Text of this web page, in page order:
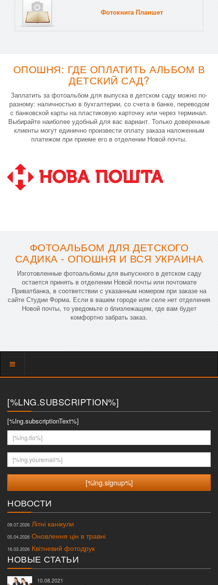
Фотокнига Планшет
ОПОШНЯ: ГДЕ ОПЛАТИТЬ АЛЬБОМ В
ДЕТСКИЙ САД?
Заплатить за фотоальбом для выпуска в детском саду можно по-
разному: наличностью в бухгалтерии, со счета в банке, переводом
с банковской карты на пластиковую карточку или через терминал.
Выбирайте наиболее удобный для вас вариант. Только доверенные
клиенты могут единично произвести оплату заказа наложенным
платежом при приеме его в отделении Новой почты.
ФОТОАЛЬБОМ ДЛЯ ДЕТСКОГО
САДИКА - ОПОШНЯ И ВСЯ УКРАИНА
Изготовленные фотоальбомы для выпускного в детском саду
остается принять в отделении Новой почты или почтомате
Приватбанка, в соответствии с указанным номером при заказе на
сайте Студии Форма. Если в вашем городе или селе нет отделения
Новой почты, то уведомьте о близлежащем, где вам будет
комфортно забрать заказ.
Показать
[%LNG.SUBSCRIPTION%]
[%lng.subscriptionText%]
[%lng.fio%]
[%lng.youremail%]
НОВОСТИ
09.07.2026 Літні канікули
05.04.2026 Оновлення цін в травні
16.03.2026 Квітневий фотодрук
НОВЫЕ СТАТЬИ
10.08.2021